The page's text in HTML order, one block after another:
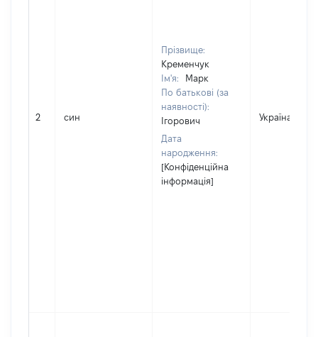
2 син
Прізвище:
Кременчук
Ім'я:
Марк
По батькові (за
наявності):
Ігорович
Дата
народження:
[Конфіденційна
інформація]
Україна